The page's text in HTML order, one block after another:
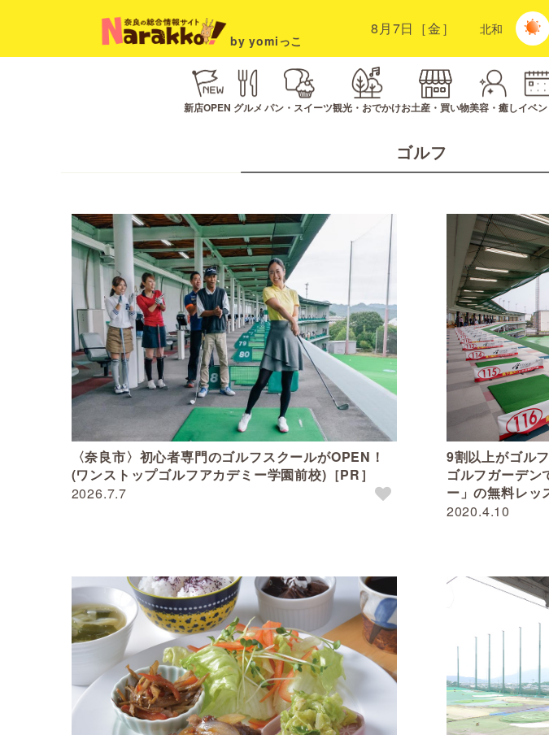
by yomiっこ
8月7日［金］ 北和
新店OPEN グルメ パン・スイーツ観光・おでかけお土産・買い物美容・癒しイベン
ゴルフ
2026.7.7
〈奈良市〉初心者専門のゴルフスクールがOPEN！
(ワンストップゴルフアカデミー学園前校)［PR］
2020.4.10
9割以上がゴル
ゴルフガーデン
ー」の無料レッ